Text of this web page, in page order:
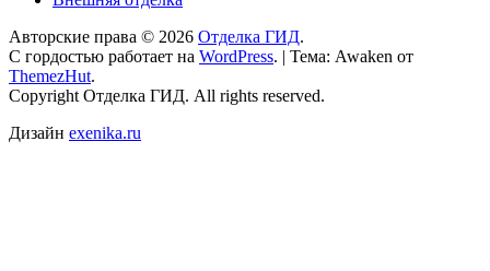
Авторские права © 2026 Отделка ГИД.
С гордостью работает на WordPress. | Тема: Awaken от
ThemezHut.
Copyright Отделка ГИД. All rights reserved.
Дизайн exenika.ru